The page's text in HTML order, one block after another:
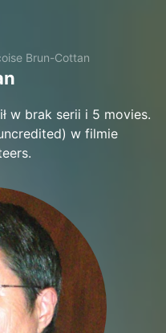
Brun-Cottan
w brak serii i 5 movies.
w filmie